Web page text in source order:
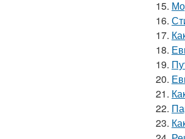
15.
16.
17.
18.
19.
20.
21.
22.
23.